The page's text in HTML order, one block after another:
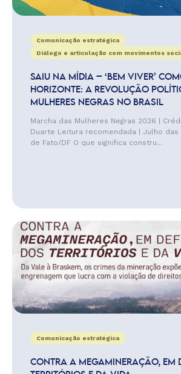
Comunicação estratégica
Diálogo e articulação com movimentos
SAIU NA MÍDIA – ‘BEM VIVER’
HORIZONTE: A REVOLUÇÃO
MULHERES NEGRAS NO BRASIL
Marcha das Mulheres Negras 2026 |
Duarte Leitura recomendada | Julho das
de Fato/DF O que significa constru...
Comunicação estratégica
CONTRA A MEGAMINERAÇÃO, EM